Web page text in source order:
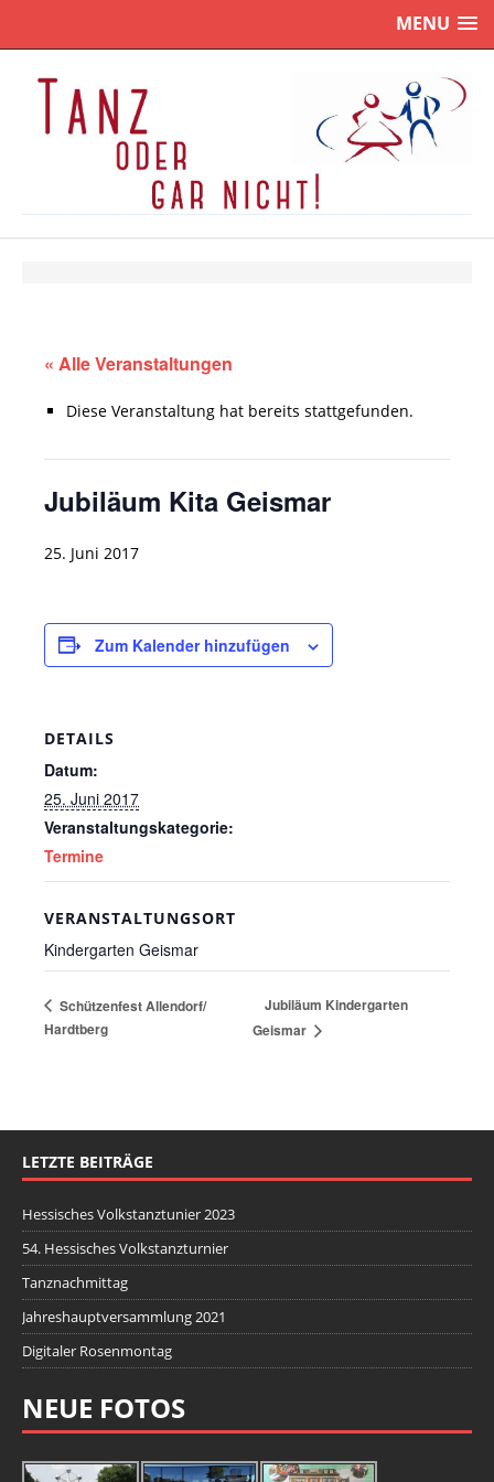
MENU
« Alle Veranstaltungen
Diese Veranstaltung hat bereits stattgefunden.
Jubiläum Kita Geismar
25. Juni 2017
Zum Kalender hinzufügen
DETAILS
Datum:
25. Juni 2017
Veranstaltungskategorie:
Termine
VERANSTALTUNGSORT
Kindergarten Geismar
Schützenfest Allendorf/
Hardtberg
Jubiläum Kindergarten
Geismar
LETZTE BEITRÄGE
Hessisches Volkstanztunier 2023
54. Hessisches Volkstanzturnier
Tanznachmittag
Jahreshauptversammlung 2021
Digitaler Rosenmontag
NEUE FOTOS